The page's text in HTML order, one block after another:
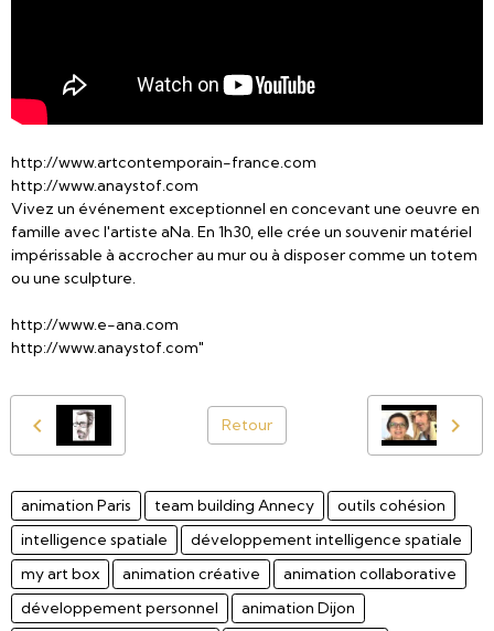
http://www.artcontemporain-france.com
http://www.anaystof.com
Vivez un événement exceptionnel en concevant une oeuvre en
famille avec l'artiste aNa. En 1h30, elle crée un souvenir matériel
impérissable à accrocher au mur ou à disposer comme un totem
ou une sculpture.
http://www.e-ana.com
http://www.anaystof.com"
Retour
animation Paris team building Annecy
outils cohésion
intelligence spatiale
développement intelligence spatiale
my art box
animation créative
animation collaborative
développement personnel
animation Dijon